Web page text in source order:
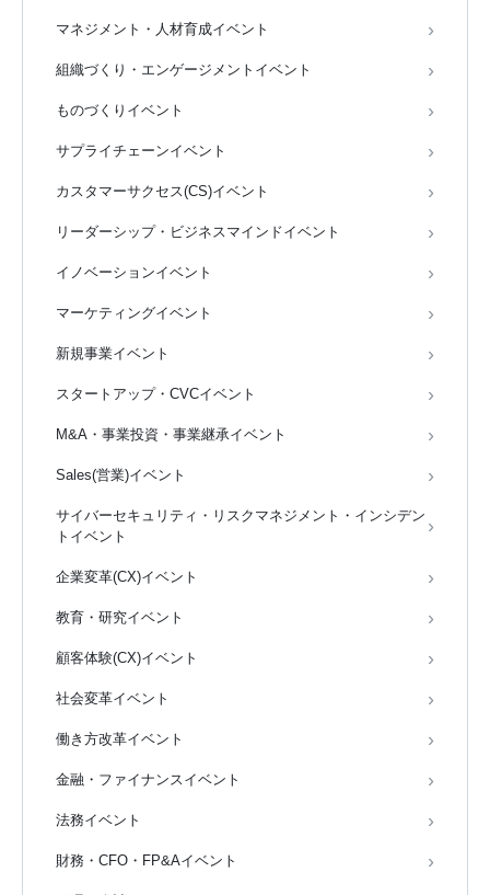
マネジメント・人材育成イベント
組織づくり・エンゲージメントイベント
ものづくりイベント
サプライチェーンイベント
カスタマーサクセス(CS)イベント
リーダーシップ・ビジネスマインドイベント
イノベーションイベント
マーケティングイベント
新規事業イベント
スタートアップ・CVCイベント
M&A・事業投資・事業継承イベント
Sales(営業)イベント
サイバーセキュリティ・リスクマネジメント・インシデン
トイベント
企業変革(CX)イベント
教育・研究イベント
顧客体験(CX)イベント
社会変革イベント
働き方改革イベント
金融・ファイナンスイベント
法務イベント
財務・CFO・FP&Aイベント